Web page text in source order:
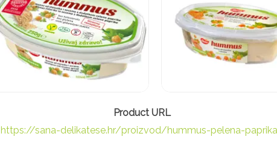
https://sana-delikatese.hr/proizvod/hummus-pelena-